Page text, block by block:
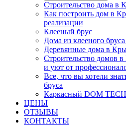
Строительство дома в
Как построить дом в
реализации
Клееный брус
Дома из клееного
Деревянные дома в
Строительство домов
и уют от
Все, что вы хотели
бруса
Каркасный DOM
ЦЕНЫ
ОТЗЫВЫ
КОНТАКТЫ